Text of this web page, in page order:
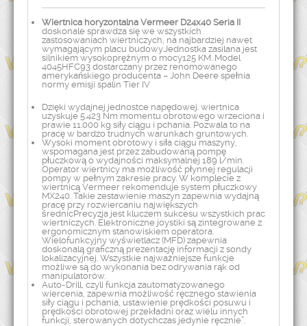
Wiertnica horyzontalna Vermeer D24x40 Seria II
doskonale sprawdza się we wszystkich
zastosowaniach wiertniczych, na najbardziej nawet
wymagającym placu budowy.Jednostka zasilana jest
silnikiem wysokoprężnym o mocy125 KM. Model
4045HFC93 dostarczany przez renomowanego
amerykańskiego producenta – John Deere spełnia
normy emisji spalin Tier IV
Dzięki wydajnej jednostce napędowej. wiertnica
uzyskuje 5.423 Nm momentu obrotowego wrzeciona i
prawie 11.000 kg siły ciągu i pchania. Pozwala to na
pracę w bardzo trudnych warunkach gruntowych.
Wysoki moment obrotowy i siła ciągu maszyny,
wspomagana jest przez zabudowaną pompę
płuczkową o wydajności maksymalnej 189 l/min.
Operator wiertnicy ma możliwość płynnej regulacji
pompy w pełnym zakresie pracy. W komplecie z
wiertnicą Vermeer rekomenduje system płuczkowy
MX240. Takie zestawienie maszyn zapewnia wydajną
pracę przy rozwiercaniu największych
średnicPrecyzja jest kluczem sukcesu wszystkich prac
wiertniczych. Elektroniczne joystiki są zintegrowane z
ergonomicznym stanowiskiem operatora.
Wielofunkcyjny wyświetlacz (MFD) zapewnia
doskonalą graficzną prezentację informacji z sondy
lokalizacyjnej. Wszystkie najważniejsze funkcje
możliwe są do wykonania bez odrywania rąk od
manipulatorów.
Auto-Drill, czyli funkcja zautomatyzowanego
wiercenia, zapewnia możliwość ręcznego stawienia
siły ciągu i pchania, ustawienie prędkości posuwu i
prędkości obrotowej przekładni oraz wielu innych
funkcji, sterowanych dotychczas jedynie ręcznie”.